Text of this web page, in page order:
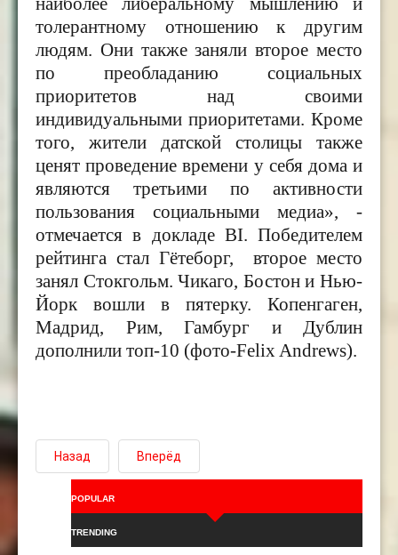
толерантному отношению к другим
людям. Они также заняли второе место
по преобладанию социальных
приоритетов над своими
индивидуальными приоритетами. Кроме
того, жители датской столицы также
ценят проведение времени у себя дома и
являются третьими по активности
пользования социальными медиа», -
отмечается в докладе BI. Победителем
рейтинга стал Гётеборг, второе место
занял Стокгольм. Чикаго, Бостон и Нью-
Йорк вошли в пятерку. Копенгаген,
Мадрид, Рим, Гамбург и Дублин
дополнили топ-10 (фото-Felix Andrews).
Назад Вперёд
POPULAR
TRENDING